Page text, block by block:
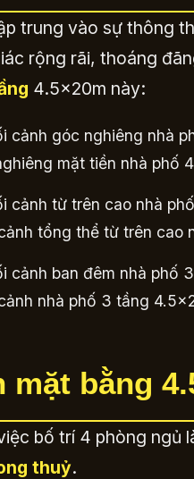
trung vào sự thông
rộng rãi, thoáng
4.5x20m này:
mặt tiền nhà phố
tổng thể từ trên cao
nhà phố 3 tầng
mặt bằng
bố trí 4 phòng ngủ
thuỷ.